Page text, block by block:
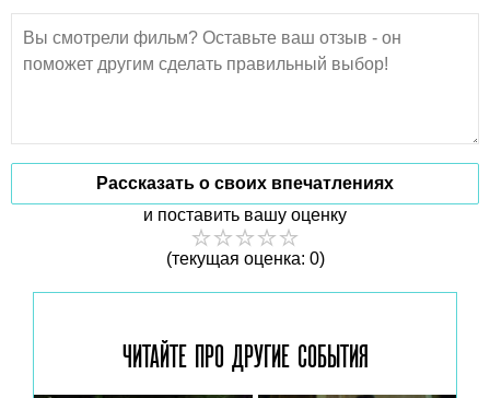
Рассказать о своих впечатлениях
и поставить вашу оценку
(текущая оценка: 0)
ЧИТАЙТЕ ПРО ДРУГИЕ СОБЫТИЯ